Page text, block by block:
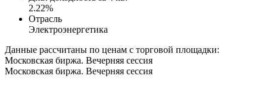
2.22%
Отрасль
Электроэнергетика
Данные рассчитаны по ценам с торговой площадки:
Московская биржа. Вечерняя сессия
Московская биржа. Вечерняя сессия